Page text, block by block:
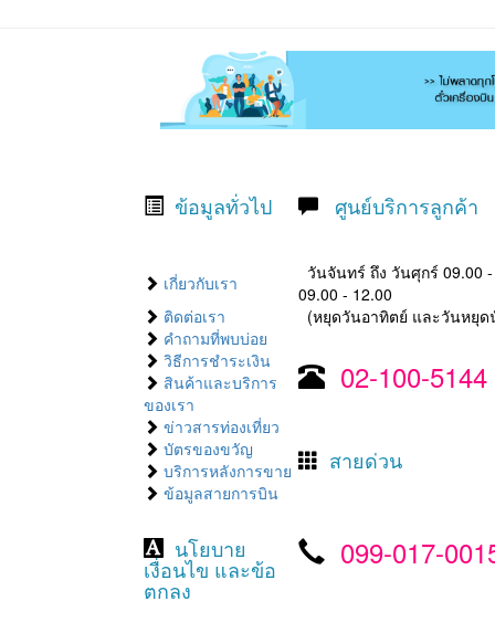
ข้อมูลทั่วไป ศูนย์บริการลูกค้า
เกี่ยวกับเรา
วันจันทร์ ถึง วันศุกร์ 09.00
09.00 - 12.00
ติดต่อเรา
(หยุดวันอาทิตย์ และวันหยุ
คำถามที่พบบ่อย
02-100-5144
วิธีการชำระเงิน
สินค้าและบริการ
ของเรา
ข่าวสารท่องเที่ยว
บัตรของขวัญ
สายด่วน
บริการหลังการขาย
ข้อมูลสายการบิน
099-017-
นโยบาย
เงื่อนไข และข้อ
ตกลง